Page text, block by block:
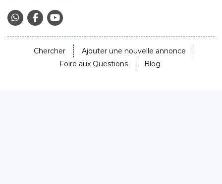
Chercher
Ajouter une nouvelle annonce
Foire aux Questions
Blog